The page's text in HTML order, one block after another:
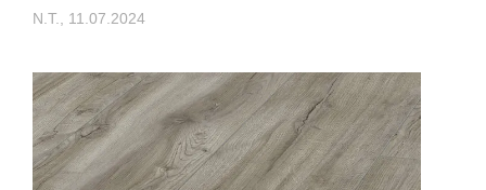
N.T., 11.07.2024